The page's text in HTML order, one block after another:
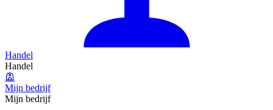
Handel
Handel
Mijn bedrijf
Mijn bedrijf